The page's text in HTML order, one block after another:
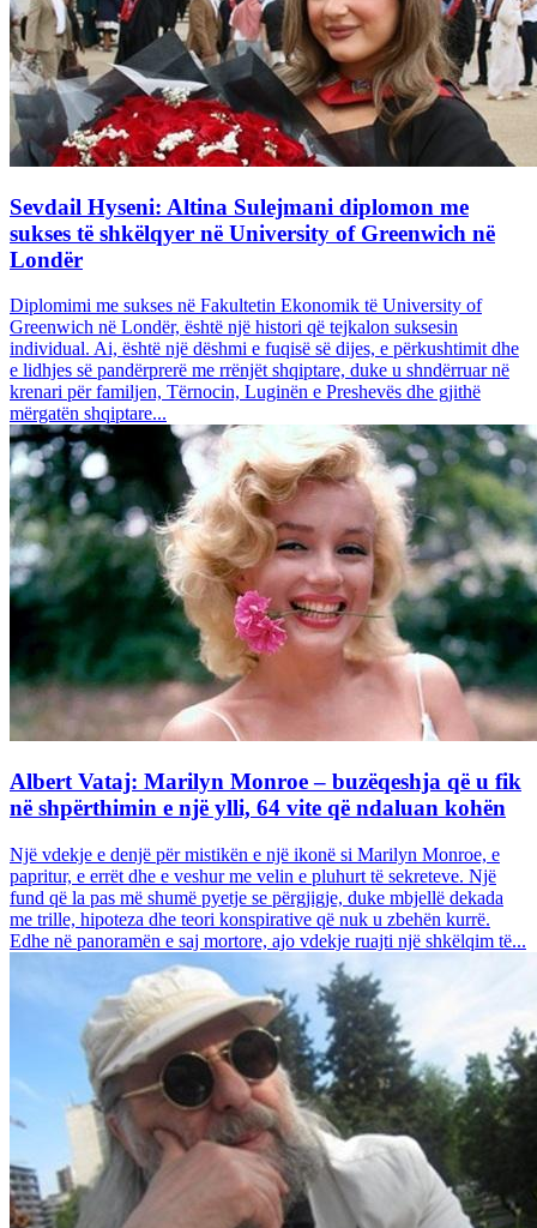
Sevdail Hyseni: Altina Sulejmani diplomon me
sukses të shkëlqyer në University of Greenwich në
Londër
Diplomimi me sukses në Fakultetin Ekonomik të University of
Greenwich në Londër, është një histori që tejkalon suksesin
individual. Ai, është një dëshmi e fuqisë së dijes, e përkushtimit dhe
e lidhjes së pandërprerë me rrënjët shqiptare, duke u shndërruar në
krenari për familjen, Tërnocin, Luginën e Preshevës dhe gjithë
mërgatën shqiptare...
Albert Vataj: Marilyn Monroe – buzëqeshja që u fik
në shpërthimin e një ylli, 64 vite që ndaluan kohën
Një vdekje e denjë për mistikën e një ikonë si Marilyn Monroe, e
papritur, e errët dhe e veshur me velin e pluhurt të sekreteve. Një
fund që la pas më shumë pyetje se përgjigje, duke mbjellë dekada
me trille, hipoteza dhe teori konspirative që nuk u zbehën kurrë.
Edhe në panoramën e saj mortore, ajo vdekje ruajti një shkëlqim të...